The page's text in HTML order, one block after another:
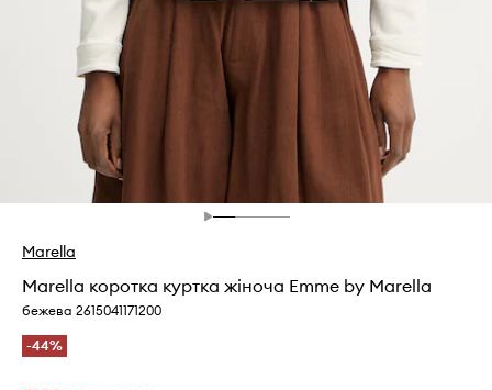
Marella
Marella коротка куртка жіноча Emme by Marella
бежева 2615041171200
-44%